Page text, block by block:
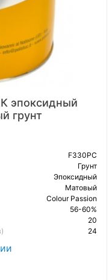
эпоксидный
грунт
F330PC
Грунт
Эпоксидный
Матовый
Colour Passion
56-60%
20
24